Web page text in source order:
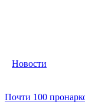
Новости
Почти 100